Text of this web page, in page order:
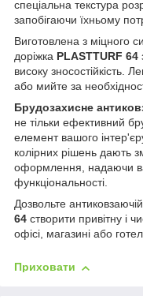
спеціальна текстура
запобігаючи їхньому
Виготовлена з міцного
доріжка PLASTTURF 64
високу зносостійкість.
або мийте за
Брудозахисне
не тільки ефективний
елемент вашого
колірних рішень дають
оформлення, надаючи
функціональності.
Дозвольте
64 створити привітну і
офісі, магазині або
Приховати